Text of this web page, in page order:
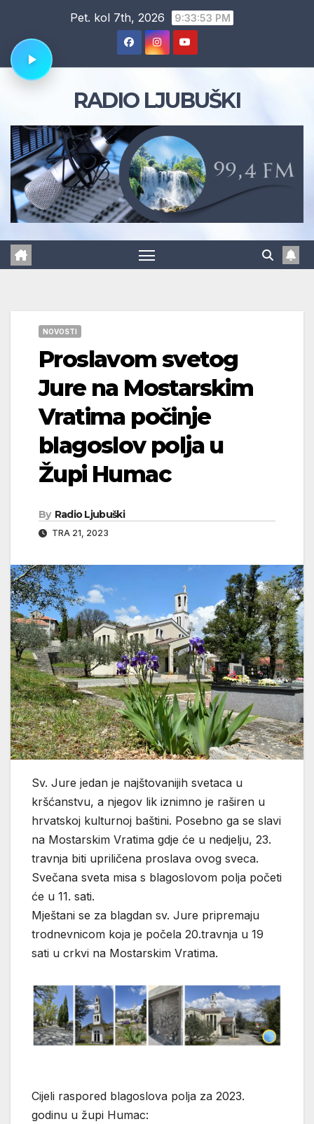
content
Pet. kol 7th, 2026 9:33:54 PM
RADIO LJUBUŠKI
NOVOSTI
Proslavom svetog
Jure na Mostarskim
Vratima počinje
blagoslov polja u
Župi Humac
By Radio Ljubuški
TRA 21, 2023
Sv. Jure jedan je najštovanijih svetaca u
kršćanstvu, a njegov lik iznimno je raširen u
hrvatskoj kulturnoj baštini. Posebno ga se slavi
na Mostarskim Vratima gdje će u nedjelju, 23.
travnja biti upriličena proslava ovog sveca.
Svečana sveta misa s blagoslovom polja početi
će u 11. sati.
Mještani se za blagdan sv. Jure pripremaju
trodnevnicom koja je počela 20.travnja u 19
sati u crkvi na Mostarskim Vratima.
Cijeli raspored blagoslova polja za 2023.
godinu u župi Humac: